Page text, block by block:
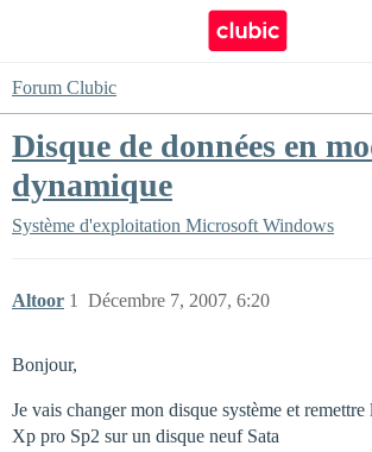
Forum Clubic
Disque de données en
dynamique
Système d'exploitation Microsoft Windows
Altoor Décembre 7, 2007, 6:20
1
Bonjour,
Je vais changer mon disque système et
Xp pro Sp2 sur un disque neuf Sata